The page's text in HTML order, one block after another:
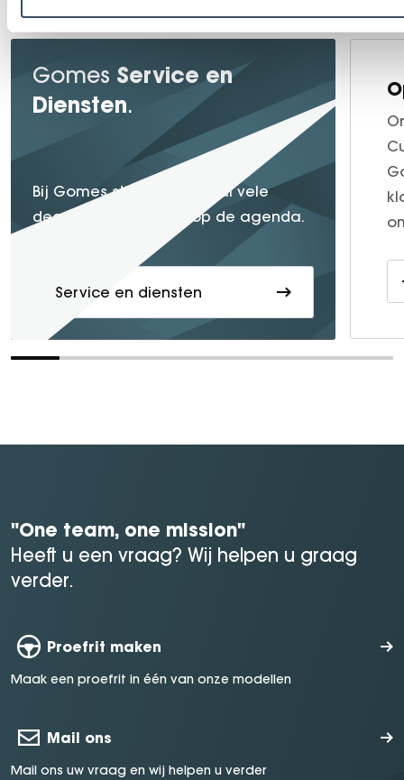
Gomes Service en
Diensten.
Bij Gomes staat
al vele
decennia lang hoog op de agenda.
Service en diensten
"One team, one mission"
Heeft u een vraag? Wij helpen u graag
verder.
Proefrit maken
Maak een proefrit in één van onze modellen
Mail ons
Mail ons uw vraag en wij helpen u verder